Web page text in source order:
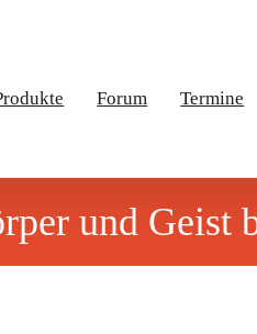
Forum Termine
und Geist